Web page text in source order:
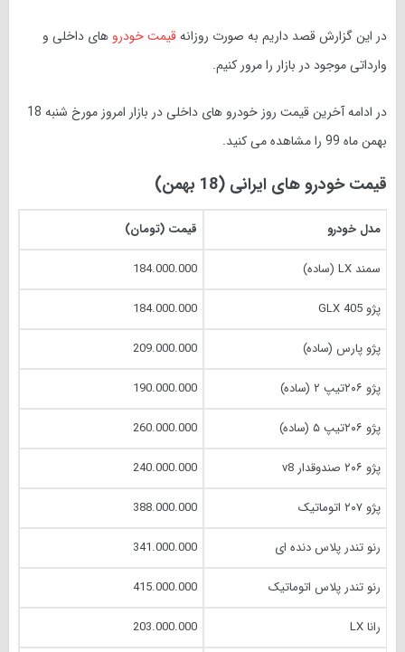
در این گزارش قصد داریم به صورت روزانهقیمت خودرو های داخلی و
وارداتی موجود در بازار را مرور کنیم.
در ادامه آخرین قیمت روز خودرو های داخلی در بازار امروز مورخ شنبه 18
بهمن ماه 99 را مشاهده می کنید.
قیمت خودرو های ایرانی (18 بهمن)
مدل خودرو قیمت (تومان)
سمند LX (ساده) 184.000.000
پژو 405 GLX 184.000.000
پژو پارس (ساده) 209.000.000
پژو ۲۰۶تیپ ۲ (ساده) 190.000.000
پژو ۲۰۶تیپ ۵ (ساده) 260.000.000
پژو ۲۰۶ صندوقدار v8 240.000.000
پژو ۲۰۷ اتوماتیک 388.000.000
رنو تندر پلاس دنده ای 341.000.000
رنو تندر پلاس اتوماتیک 415.000.000
رانا LX 203.000.000